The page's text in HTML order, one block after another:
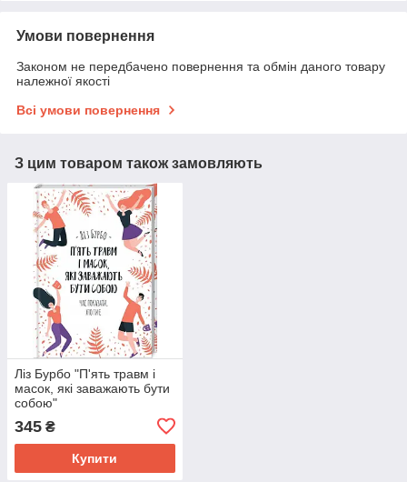
Умови повернення
Законом не передбачено повернення та обмін даного товару
належної якості
Всі умови повернення
З цим товаром також замовляють
Ліз Бурбо "П'ять травм і
масок, які заважають бути
собою"
345 ₴
Купити